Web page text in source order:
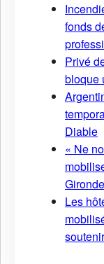
fonds
Privé
bloque
Diable
« Ne
Les